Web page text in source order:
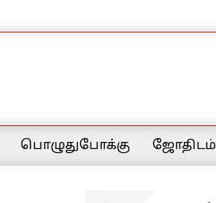
பொழுதுபோக்கு ஜோதிடம்